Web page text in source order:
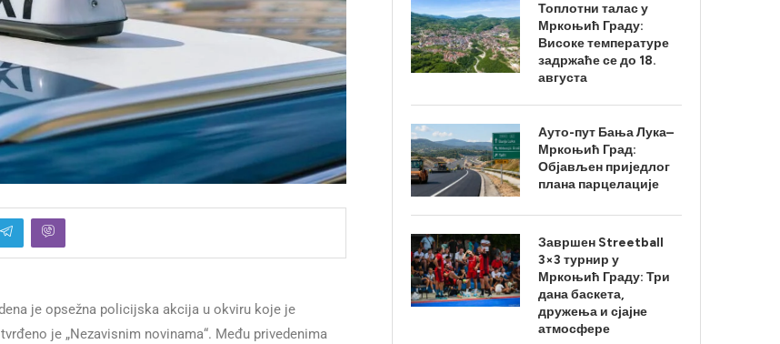
je opsežna policijska akcija u okviru koje je
je „Nezavisnim novinama“. Među privedenima
Топлотни талас у
Мркоњић Граду:
Високе температуре
задржаће се до 18.
августа
Ауто-пут Бања Лука–
Мркоњић Град:
Објављен приједлог
плана парцелације
Завршен Streetball
3×3 турнир у
Мркоњић Граду: Три
дана баскета,
дружења и сјајне
атмосфере